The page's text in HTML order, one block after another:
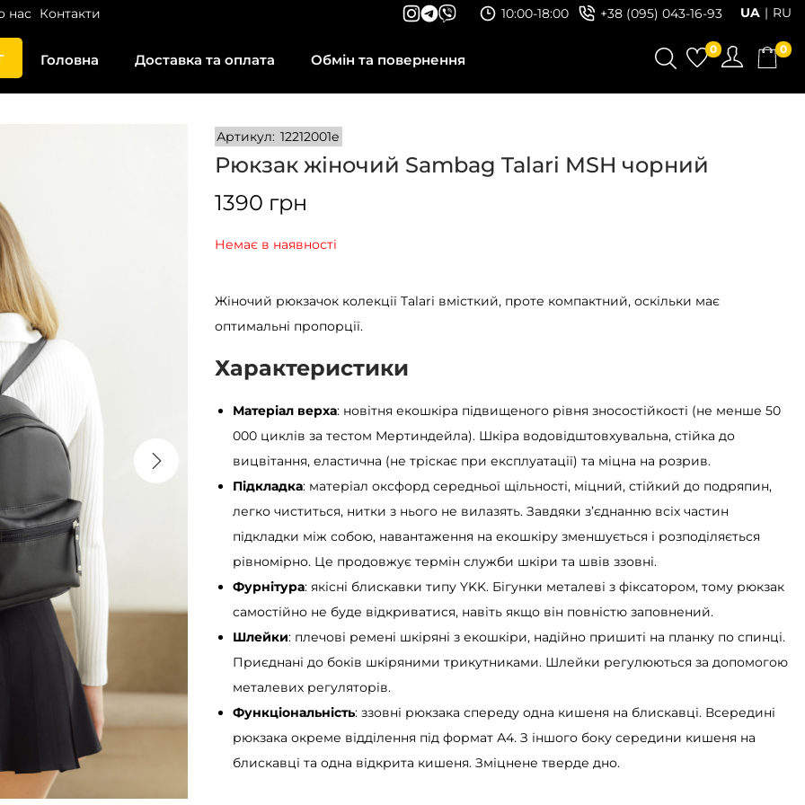
нас Контакти 10:00-18:00 +38 (095) 043-16-93 UA RU
Головна Доставка та оплата Обмін та повернення
0 0
Артикул: 12212001e
Рюкзак жіночий Sambag Talari MSH чорний
1390 грн
Немає в наявності
Жіночий рюкзачок колекції Talari вмісткий, проте компактний, оскільки має
оптимальні пропорції.
Характеристики
Матеріал верха: новітня екошкіра підвищеного рівня зносостійкості (не менше 50
000 циклів за тестом Мертиндейла). Шкіра водовідштовхувальна, стійка до
вицвітання, еластична (не тріскає при експлуатації) та міцна на розрив.
Підкладка: матеріал оксфорд середньої щільності, міцний, стійкий до подряпин,
легко чиститься, нитки з нього не вилазять. Завдяки з’єднанню всіх частин
підкладки між собою, навантаження на екошкіру зменшується і розподіляється
рівномірно. Це продовжує термін служби шкіри та швів ззовні.
Фурнітура: якісні блискавки типу YKK. Бігунки металеві з фіксатором, тому рюкзак
самостійно не буде відкриватися, навіть якщо він повністю заповнений.
Шлейки: плечові ремені шкіряні з екошкіри, надійно пришиті на планку по спинці.
Приєднані до боків шкіряними трикутниками. Шлейки регулюються за допомогою
металевих регуляторів.
Функціональність: ззовні рюкзака спереду одна кишеня на блискавці. Всередині
рюкзака окреме відділення під формат А4. З іншого боку середини кишеня на
блискавці та одна відкрита кишеня. Зміцнене тверде дно.